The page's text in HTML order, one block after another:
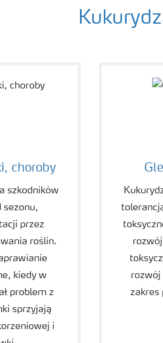
choroby
szkodników
sezonu,
przez
roślin.
kiedy w
problem z
sprzyjają
i
rozwój
zakres